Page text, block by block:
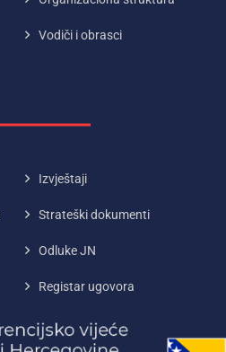
Vodiči i obrasci
Izvještaji
Strateški dokumenti
Odluke JN
Registar ugovora